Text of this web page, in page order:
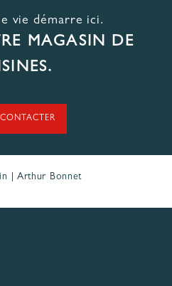
vie démarre ici.
MAGASIN DE
| Arthur Bonnet